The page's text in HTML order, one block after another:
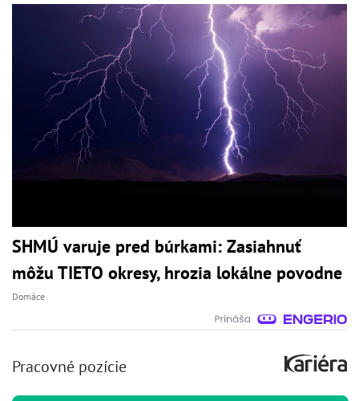
SHMÚ varuje pred búrkami: Zasiahnuť
môžu TIETO okresy, hrozia lokálne povodne
Domáce
Pracovné pozície